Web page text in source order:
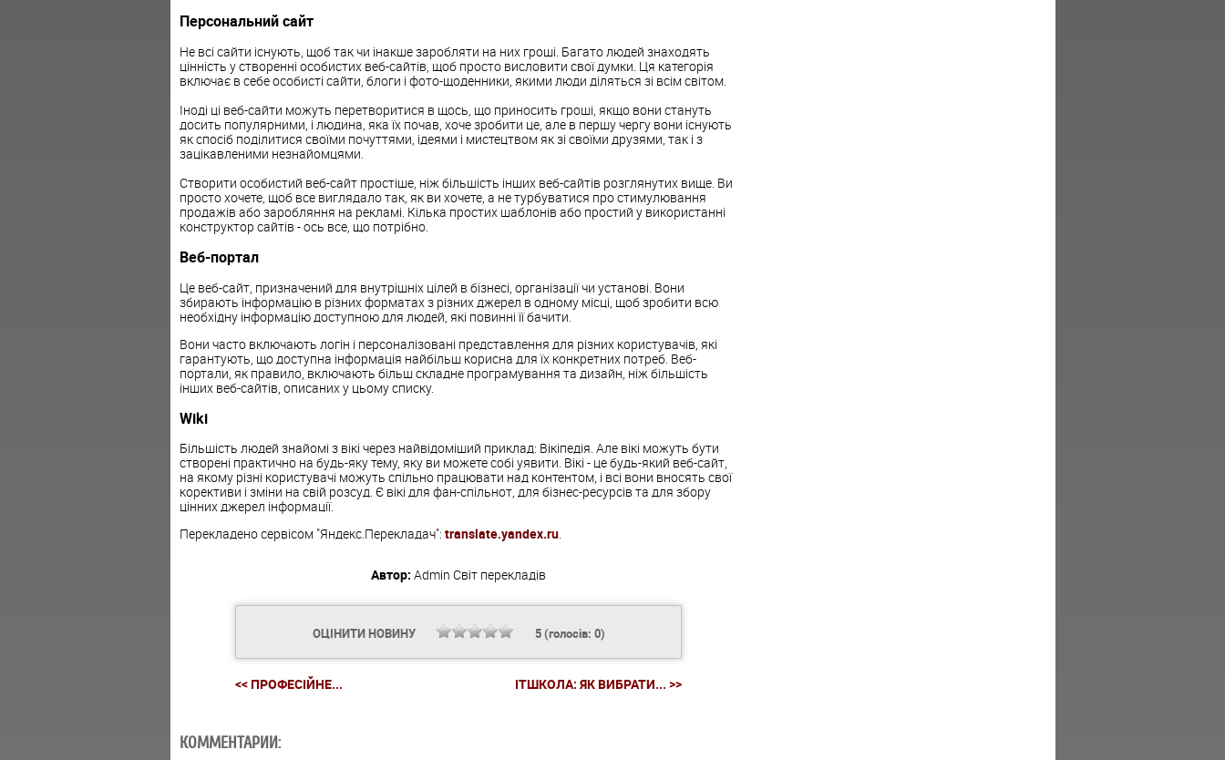
Персональний сайт
Не всі сайти існують, щоб так чи інакше заробляти на них гроші. Багато людей знаходять
цінність у створенні особистих веб-сайтів, щоб просто висловити свої думки. Ця категорія
включає в себе особисті сайти, блоги і фото-щоденники, якими люди діляться зі всім світом.
Іноді ці веб-сайти можуть перетворитися в щось, що приносить гроші, якщо вони стануть
досить популярними, і людина, яка їх почав, хоче зробити це, але в першу чергу вони існують
як спосіб поділитися своїми почуттями, ідеями і мистецтвом як зі своїми друзями, так і з
зацікавленими незнайомцями.
Створити особистий веб-сайт простіше, ніж більшість інших веб-сайтів розглянутих вище. Ви
просто хочете, щоб все виглядало так, як ви хочете, а не турбуватися про стимулювання
продажів або заробляння на рекламі. Кілька простих шаблонів або простий у використанні
конструктор сайтів - ось все, що потрібно.
Веб-портал
Це веб-сайт, призначений для внутрішніх цілей в бізнесі, організації чи установі. Вони
збирають інформацію в різних форматах з різних джерел в одному місці, щоб зробити всю
необхідну інформацію доступною для людей, які повинні її бачити.
Вони часто включають логін і персоналізовані представлення для різних користувачів, які
гарантують, що доступна інформація найбільш корисна для їх конкретних потреб. Веб-
портали, як правило, включають більш складне програмування та дизайн, ніж більшість
інших веб-сайтів, описаних у цьому списку.
Wiki
Більшість людей знайомі з вікі через найвідоміший приклад: Вікіпедія. Але вікі можуть бути
створені практично на будь-яку тему, яку ви можете собі уявити. Вікі - це будь-який веб-сайт,
на якому різні користувачі можуть спільно працювати над контентом, і всі вони вносять свої
корективи і зміни на свій розсуд. Є вікі для фан-спільнот, для бізнес-ресурсів та для збору
цінних джерел інформації.
Перекладено сервісом "Яндекс.Перекладач": translate.yandex.ru.
Автор: Admin Світ перекладів
ОЦІНИТИ НОВИНУ 5(голосів: 0)
<< ПРОФЕСІЙНЕ... ITШКОЛА: ЯК ВИБРАТИ... >>
КОММЕНТАРИИ: